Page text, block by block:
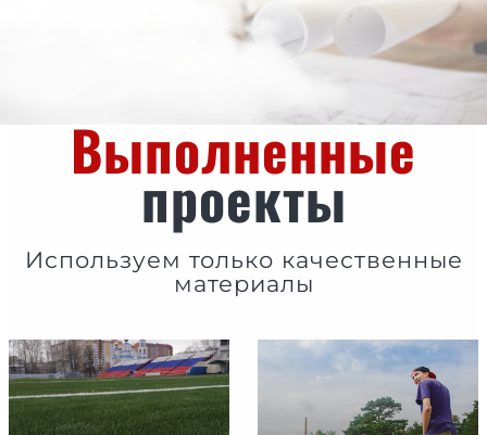
Выполненные
проекты
Используем только качественные
материалы